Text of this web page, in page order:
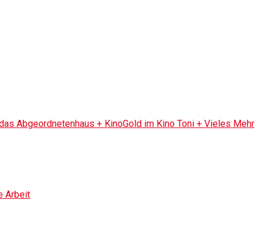
Abgeordnetenhaus + KinoGold im Kino Toni + Vieles Mehr
Arbeit